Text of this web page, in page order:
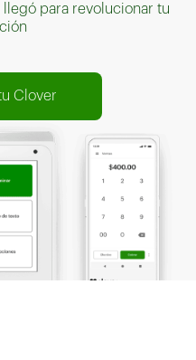
llegó para revolucionar tu
Clover